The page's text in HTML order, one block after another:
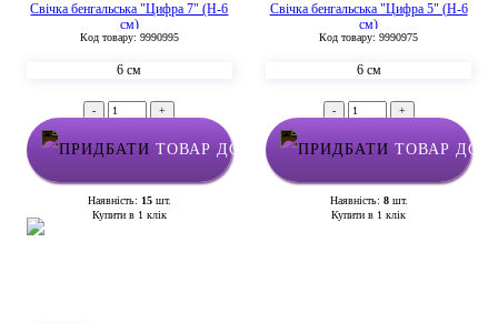
Свічка бенгальська "Цифра 7" (H-6
см)
Код товару: 9990995
6 см
- +
ТОВАР ДОДАНО У КОШИК
Наявність: 15шт.
Купити в 1 клік
Свічка бенгальська "Цифра 5" (H-6
см)
Код товару: 9990975
6 см
- +
ТОВАР
Наявність: 8шт.
Купити в 1 клік